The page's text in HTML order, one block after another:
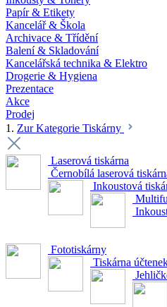
Papír & Etikety
Kancelář & Škola
Archivace & Třídění
Balení & Skladování
Kancelářská technika & Elektro
Drogerie & Hygiena
Prezentace
Akce
Prodej
1. Zur Kategorie Tiskárny
Laserová tiskárna
Černobílá laserová
Inkoustová
Fototiskárny
Tiskárna